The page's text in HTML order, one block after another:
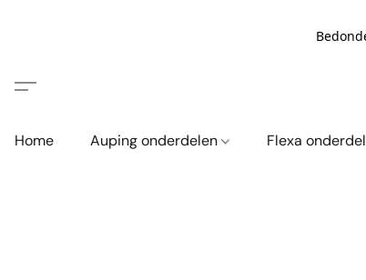
Home Auping onderdelen Flexa